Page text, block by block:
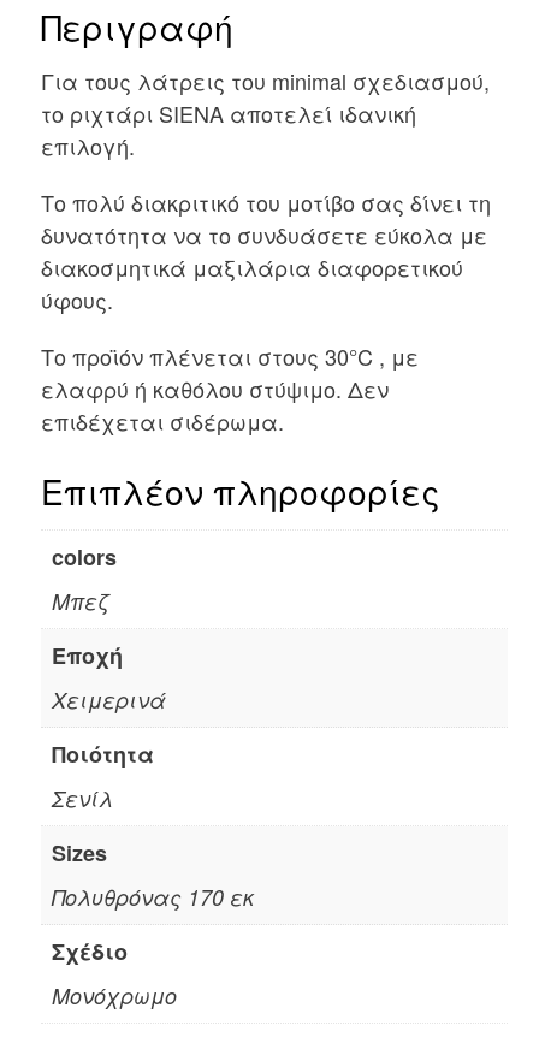
Περιγραφή
Για τους λάτρεις του minimal σχεδιασμού,
το ριχτάρι SIENA αποτελεί ιδανική
επιλογή.
Το πολύ διακριτικό του μοτίβο σας δίνει τη
δυνατότητα να το συνδυάσετε εύκολα με
διακοσμητικά μαξιλάρια διαφορετικού
ύφους.
Το προϊόν πλένεται στους 30°C , με
ελαφρύ ή καθόλου στύψιμο. Δεν
επιδέχεται σιδέρωμα.
Επιπλέον πληροφορίες
colors
Μπεζ
Εποχή
Χειμερινά
Ποιότητα
Σενίλ
Sizes
Πολυθρόνας 170 εκ
Σχέδιο
Μονόχρωμο